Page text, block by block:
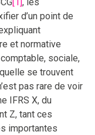
[1] , les
d’un point de
et normative
sociale,
se trouvent
pas rare de voir
IFRS X, du
Z, tant ces
importantes